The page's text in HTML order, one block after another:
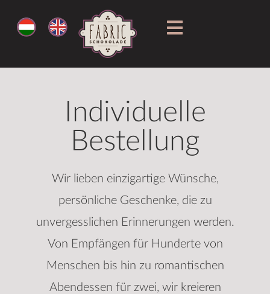
Individuelle
Bestellung
Wir lieben einzigartige Wünsche,
persönliche Geschenke, die zu
unvergesslichen Erinnerungen werden.
Von Empfängen für Hunderte von
Menschen bis hin zu romantischen
Abendessen für zwei, wir kreieren